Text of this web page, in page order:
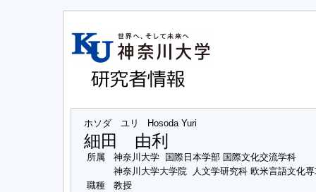
ホソダ ユリ Hosoda Yuri
細田 由利
所属
神奈川大学 国際日本学部 国際文化交流学科
神奈川大学大学院 人文学研究科 欧米言語文化
職種
教授